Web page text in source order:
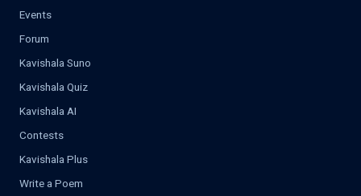
Events
Forum
Kavishala Suno
Kavishala Quiz
Kavishala AI
Contests
Kavishala Plus
Write a Poem